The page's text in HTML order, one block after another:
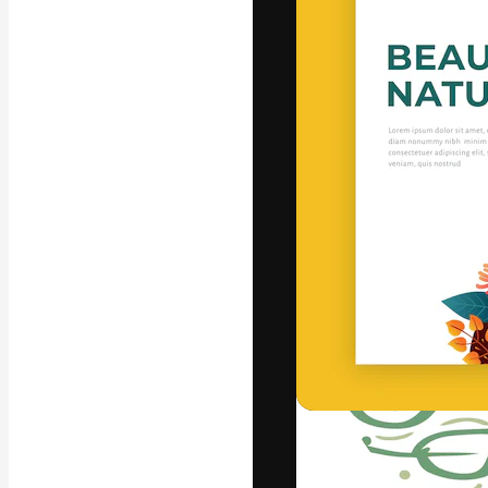
migliori lavori.
creativi,
Italiano
Copyright © 2010-